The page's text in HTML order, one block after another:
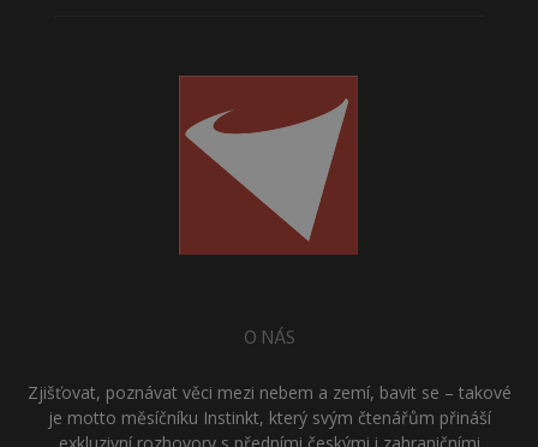
O NÁS
Zjišťovat, poznávat věci mezi nebem a zemí, bavit se – takové
je motto měsíčníku Instinkt, který svým čtenářům přináší